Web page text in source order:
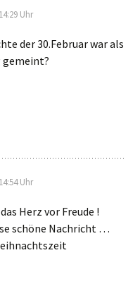
Uhr
der 30.Februar war als
Uhr
Herz vor Freude !
schöne Nachricht …